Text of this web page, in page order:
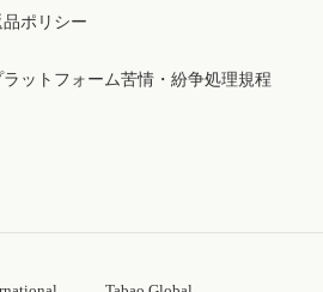
品ポリシー
ラットフォーム苦情・紛争処理規程